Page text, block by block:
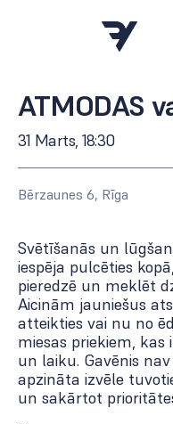
ATMODAS
31 Marts, 18:30
Bērzaunes 6, Rīga
Svētīšanās un
iespēja pulcēties
pieredzē un meklēt
Aicinām jauniešus
atteikties vai nu no
miesas priekiem,
un laiku. Gavēnis
apzināta izvēle
un sakārtot